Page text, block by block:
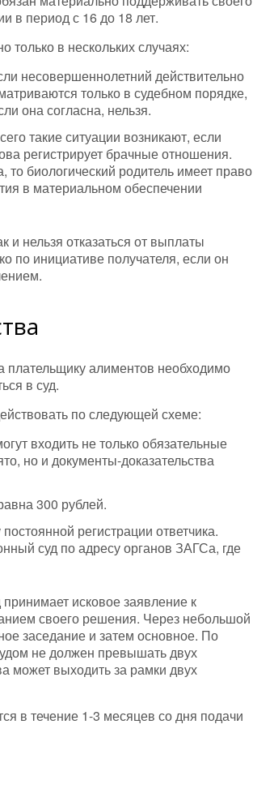
в период с 16 до 18 лет.
в нескольких случаях:
несовершеннолетний действительно
только в судебном порядке,
она согласна, нельзя.
такие ситуации возникают, если
регистрирует брачные отношения.
биологический родитель имеет право
в материальном обеспечении
и нельзя отказаться от выплаты
по инициативе получателя, если он
алиментов необходимо
в суд.
по следующей схеме:
входить не только обязательные
но и документы-доказательства
300 рублей.
регистрации ответчика.
суд по адресу органов ЗАГСа, где
исковое заявление к
своего решения. Через небольшой
заседание и затем основное. По
не должен превышать двух
может выходить за рамки двух
в течение 1-3 месяцев со дня подачи